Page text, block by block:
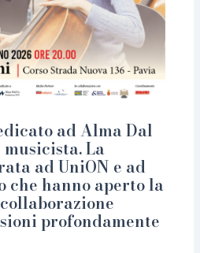
ad Alma Dal
musicista. La
ad UniON e ad
che hanno aperto la
profondamente